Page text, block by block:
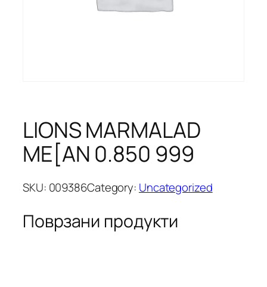
LIONS MARMALAD
ME[AN 0.850 999
SKU: 009386Category: Uncategorized
Поврзани продукти